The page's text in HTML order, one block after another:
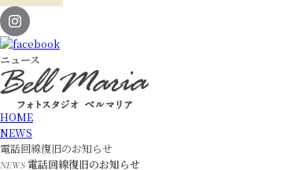
ニュース
HOME
NEWS
電話回線復旧のお知らせ
NEWS電話回線復旧のお知らせ